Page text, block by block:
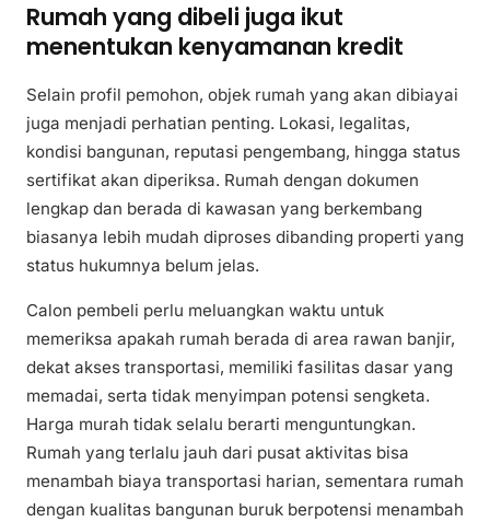
Rumah yang dibeli juga ikut
menentukan kenyamanan kredit
Selain profil pemohon, objek rumah yang akan dibiayai
juga menjadi perhatian penting. Lokasi, legalitas,
kondisi bangunan, reputasi pengembang, hingga status
sertifikat akan diperiksa. Rumah dengan dokumen
lengkap dan berada di kawasan yang berkembang
biasanya lebih mudah diproses dibanding properti yang
status hukumnya belum jelas.
Calon pembeli perlu meluangkan waktu untuk
memeriksa apakah rumah berada di area rawan banjir,
dekat akses transportasi, memiliki fasilitas dasar yang
memadai, serta tidak menyimpan potensi sengketa.
Harga murah tidak selalu berarti menguntungkan.
Rumah yang terlalu jauh dari pusat aktivitas bisa
menambah biaya transportasi harian, sementara rumah
dengan kualitas bangunan buruk berpotensi menambah